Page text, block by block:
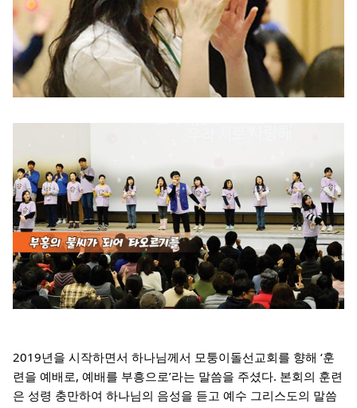
2019년을 시작하면서 하나님께서 모퉁이돌선교회를 향해 ‘훈
련을 예배로, 예배를 부흥으로’라는 말씀을 주셨다. 본회의 훈련
은 성령 충만하여 하나님의 음성을 듣고 예수 그리스도의 말씀